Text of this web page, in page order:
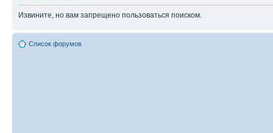
Извините, но вам запрещено пользоваться поиском.
Список форумов